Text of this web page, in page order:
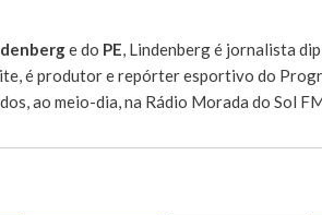
e do PE, Lindenberg é jornalista
é produtor e repórter esportivo do
ao meio-dia, na Rádio Morada do Sol